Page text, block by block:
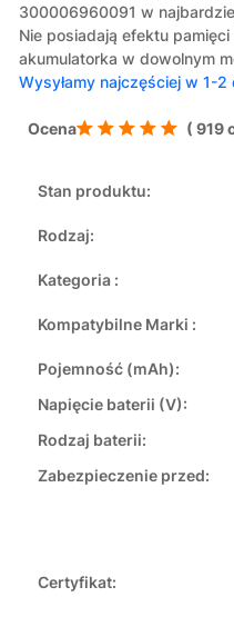
300006960091 w
Nie posiadają efektu
akumulatorka w dowolnym
Wysyłamy najczęściej w 1-
Ocena ( 919
Stan produktu:
Rodzaj:
Kategoria :
Kompatybilne Marki :
Pojemność (mAh):
Napięcie baterii (V):
Rodzaj baterii:
Zabezpieczenie przed:
Certyfikat: